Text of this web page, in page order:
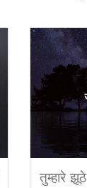
तुम्हारे